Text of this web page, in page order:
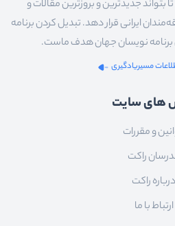
جدیدترین و بروزترین مقالات و
ایرانی قرار دهد. تبدیل کردن برنامه
برنامه نویسان جهان هدف ماست.
مسیریادگیری
های سایت
و مقررات
راکت
درباره راکت
ارتباط با ما